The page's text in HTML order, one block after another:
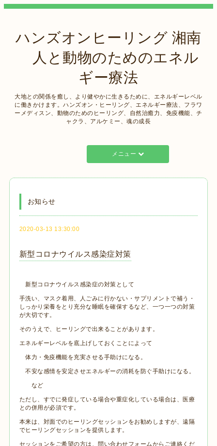
ハンズオンヒーリング 湘南
人と動物のためのエネル
ギー療法
大地との関係を癒し、より健やかに生きるために、エネルギーレベル
に働きかけます。ハンズオン・ヒーリング、エネルギー療法、フラワ
ーメディスン、動物のためのヒーリング、自然治癒力、免疫機能、チ
ャクラ、アルケミー、魂の成長
メニュー
お知らせ
2020-03-13 13:30:00
新型コロナウイルス感染症対策
新型コロナウイルス感染症の対策として
手洗い、マスク着用、人ごみに行かない・サプリメントで補う・
しっかり栄養をとり充分な睡眠を確保するなど、一つ一つの対策
が大切です。
そのうえで、ヒーリングで出来ることがあります。
エネルギーレベルを底上げしておくことによって
体力・免疫機能を充実させる手助けになる。
不安な感情を安定させエネルギーの消耗を防ぐ手助けになる。
など
ただし、すでに発症している場合や重症化している場合は、医療
との併用が必須です。
本来は、対面でのヒーリングセッションをお勧めしますが、遠隔
でヒーリングセッションを提供します。
セッションをご希望の方は、問い合わせフォームからご連絡くだ